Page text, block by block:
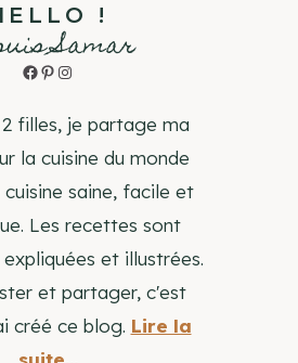
!
Samar
Facebook
Pinterest
Instagram
filles, je partage ma
la cuisine du monde
saine, facile et
Les recettes sont
et illustrées.
et partager, c'est
créé ce blog. Lire la